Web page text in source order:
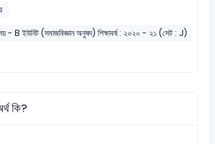
- B ইউনিট (সমাজবিজ্ঞান অনুষদ) শিক্ষাবর্ষ : ২০২০ - ২১ (সেট : J)
কি?